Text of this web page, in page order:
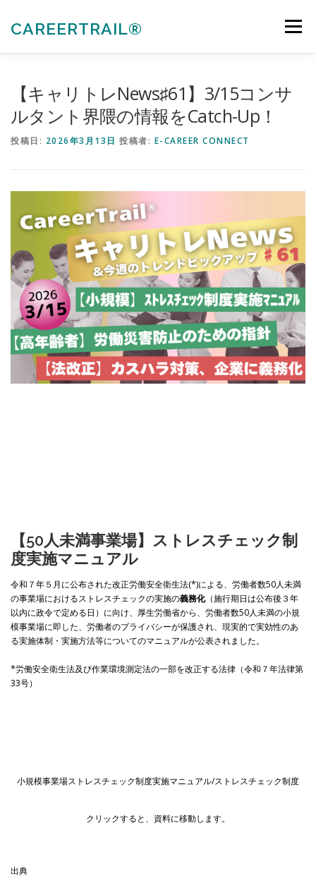
CAREERTRAIL® メニュー
【キャリトレNews♯61】3/15コンサ
ルタント界隈の情報をCatch-Up！
投稿日: 2026年3月13日 投稿者: E-CAREER CONNECT
【50人未満事業場】ス トレスチェック制
度実施マニュアル
令和７年５月に公布された改正労働安全衛生法(*)による、労働者数50人未満
の事業場におけるストレスチェックの実施の義務化（施行期日は公布後３年
以内に政令で定める日）に向け、厚生労働省から、労働者数50人未満の小規
模事業場に即した、労働者のプライバシーが保護され、現実的で実効性のあ
る実施体制・実施方法等についてのマニュアルが公表されました。
*労働安全衛生法及び作業環境測定法の一部を改正する法律（令和７年法律第
33号）
小規模事業場ストレスチェック制度実施マニュアル/ストレスチェック制度
クリックすると、資料に移動します。
出典